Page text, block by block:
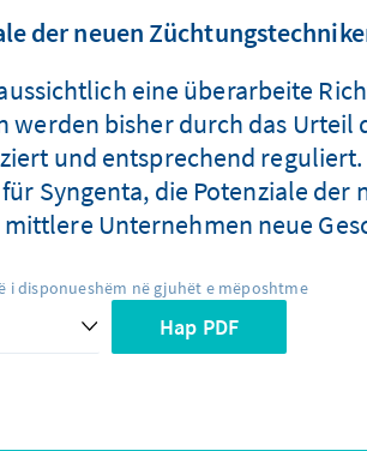
der neuen
eine überarbeite
bisher durch das Urteil
und entsprechend
Syngenta, die Potenziale
Unternehmen neue
i disponueshëm në gjuhët e mëposhtme
Hap PDF